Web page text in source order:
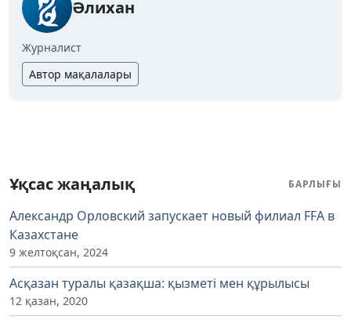
Әлихан
Журналист
Автор мақалалары
Ұқсас жаңалық БАРЛЫҒЫ
Александр Орловский запускает новый филиал FFA в
Казахстане
9 желтоқсан, 2024
Асқазан туралы қазақша: қызметі мен құрылысы
12 қазан, 2020